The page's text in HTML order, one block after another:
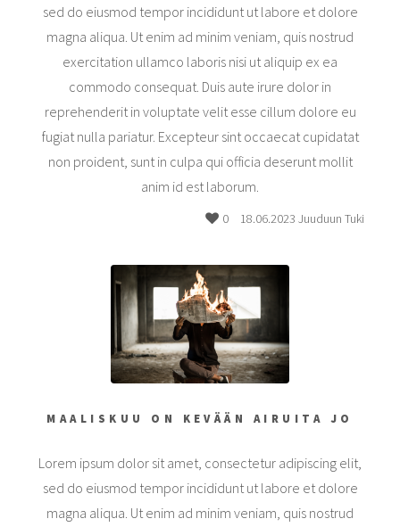
sed do eiusmod tempor incididunt ut labore et dolore
magna aliqua. Ut enim ad minim veniam, quis nostrud
exercitation ullamco laboris nisi ut aliquip ex ea
commodo consequat. Duis aute irure dolor in
reprehenderit in voluptate velit esse cillum dolore eu
fugiat nulla pariatur. Excepteur sint occaecat cupidatat
non proident, sunt in culpa qui officia deserunt mollit
anim id est laborum.
0 18.06.2023 Juuduun Tuki
MAALISKUU ON KEVÄÄN AIRUITA JO
Lorem ipsum dolor sit amet, consectetur adipiscing elit,
sed do eiusmod tempor incididunt ut labore et dolore
magna aliqua. Ut enim ad minim veniam, quis nostrud